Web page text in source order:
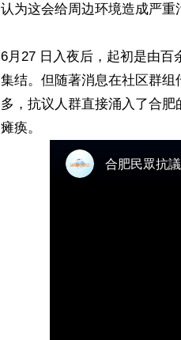
认为这会给周边环境造成严重
6月27 日入夜后，起初是由百
集结。但随著消息在社区群
多，抗议人群直接涌入了合